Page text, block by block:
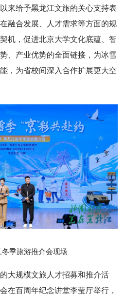
来给予黑龙江文旅的关心支持表
在融合发展、人才需求等方面的规
机，促进北京大学文化底蕴、智
、产业优势的全面链接，为冰雪
，为省校间深入合作扩展更大空
冬季旅游推介会现场
大规模文旅人才招募和推介活
在百周年纪念讲堂李莹厅举行，